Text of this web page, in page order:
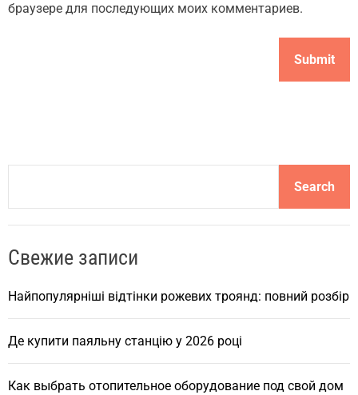
браузере для последующих моих комментариев.
a
c
Search
Свежие записи
Найпопулярніші відтінки рожевих троянд: повний розбір
Де купити паяльну станцію у 2026 році
Как выбрать отопительное оборудование под свой дом